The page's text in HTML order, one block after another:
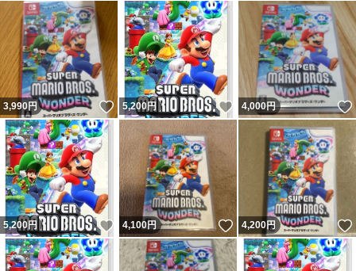
3,990円 いいね！
5,200 円 いいね！
4,000円
5,200 円 いいね！
4,100円 いいね！
4,200円